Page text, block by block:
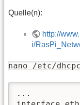
Quelle(n):
http://
i/
nano /etc/
...